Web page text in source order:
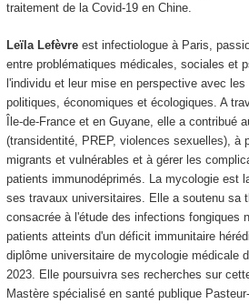
traitement de la Covid-19 en Chine.
Leïla Lefèvreest infectiologue à Paris,
entre problématiques médicales, sociales et
l'individu et leur mise en perspective avec les
politiques, économiques et écologiques. A
Île-de-France et en Guyane, elle a contribué
(transidentité, PREP, violences sexuelles), à
migrants et vulnérables et à gérer les
patients immunodéprimés. La mycologie est
ses travaux universitaires. Elle a soutenu sa
consacrée à l'étude des infections fongiques
patients atteints d'un déficit immunitaire
diplôme universitaire de mycologie médicale
2023. Elle poursuivra ses recherches sur
Mastère spécialisé en santé publique